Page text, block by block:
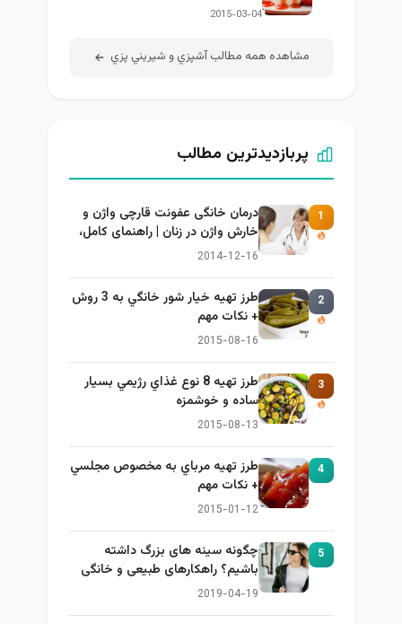
2015-03-04
مشاهده همه مطالب آشپزي و شيريني پزي
پربازدیدترین مطالب
1
درمان خانگی عفونت قارچی واژن و
خارش واژن در زنان | راهنمای کامل،
ایمن و کاربردی
2014-12-16
2
طرز تهيه خیار شور خانگي به 3 روش
+ نكات مهم
2015-08-16
3
طرز تهيه 8 نوع غذاي رژيمي بسيار
ساده و خوشمزه
2015-08-13
4
طرز تهيه مرباي به مخصوص مجلسي
+ نكات مهم
2015-01-12
5
چگونه سینه های بزرگ داشته
باشیم؟ راهکارهای طبیعی و خانگی
برای بزرگ کردن سینه
2019-04-19